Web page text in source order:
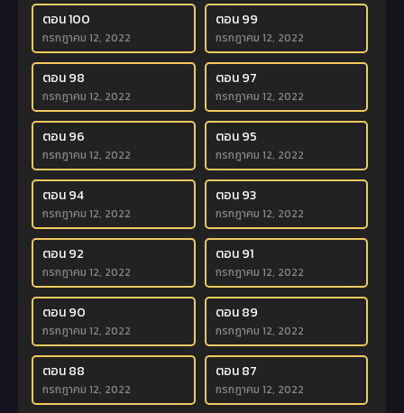
ตอน 100
กรกฎาคม 12, 2022
ตอน 99
กรกฎาคม 12, 2022
ตอน 98
กรกฎาคม 12, 2022
ตอน 97
กรกฎาคม 12, 2022
ตอน 96
กรกฎาคม 12, 2022
ตอน 95
กรกฎาคม 12, 2022
ตอน 94
กรกฎาคม 12, 2022
ตอน 93
กรกฎาคม 12, 2022
ตอน 92
กรกฎาคม 12, 2022
ตอน 91
กรกฎาคม 12, 2022
ตอน 90
กรกฎาคม 12, 2022
ตอน 89
กรกฎาคม 12, 2022
ตอน 88
กรกฎาคม 12, 2022
ตอน 87
กรกฎาคม 12, 2022